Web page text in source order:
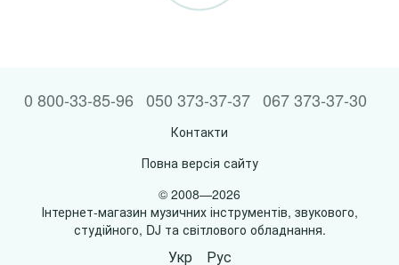
0 800-33-85-96 050 373-37-37 067 373-37-30
Контакти
Повна версія сайту
© 2008—2026
Інтернет-магазин музичних інструментів, звукового,
студійного, DJ та світлового обладнання.
Укр Рус